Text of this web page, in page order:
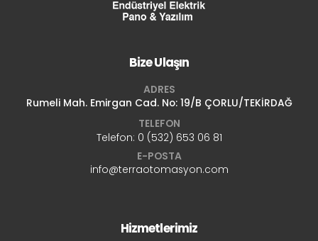
Bize Ulaşın
ADRES
Rumeli Mah. Emirgan Cad. No: 19/B ÇORLU/TEKİRDAĞ
TELEFON
Telefon: 0 (532) 653 06 81
E-POSTA
info@terraotomasyon.com
Hizmetlerimiz